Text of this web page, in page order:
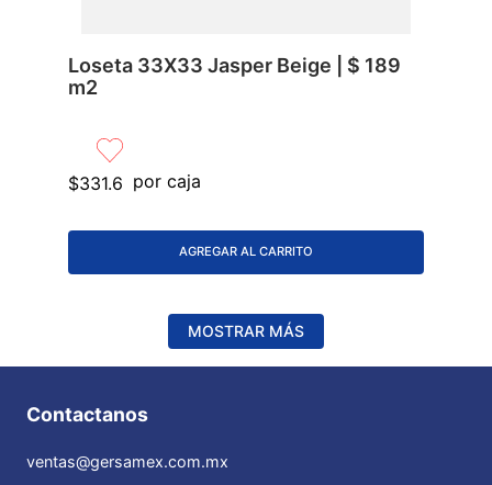
Loseta 33X33 Jasper Beige | $ 189
m2
$331.6 por caja
AGREGAR AL CARRITO
MOSTRAR MÁS
Contactanos
ventas@gersamex.com.mx